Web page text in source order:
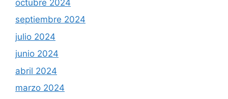
octubre 2024
septiembre 2024
julio 2024
junio 2024
abril 2024
marzo 2024